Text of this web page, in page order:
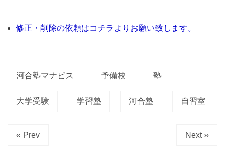
「マ
ス
の
学
法」
修正・削除の依頼はコチラよりお願い致します。
河合塾マナビス 予備校 塾
大学受験 学習塾 河合塾 自習室
« Prev Next »